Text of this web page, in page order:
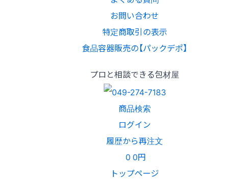
お問い合わせ
特定商取引の表示
食品容器販売の【パックデポ】
プロと相談できる包材屋
商品検索
ログイン
履歴から再注文
0 0円
トップページ